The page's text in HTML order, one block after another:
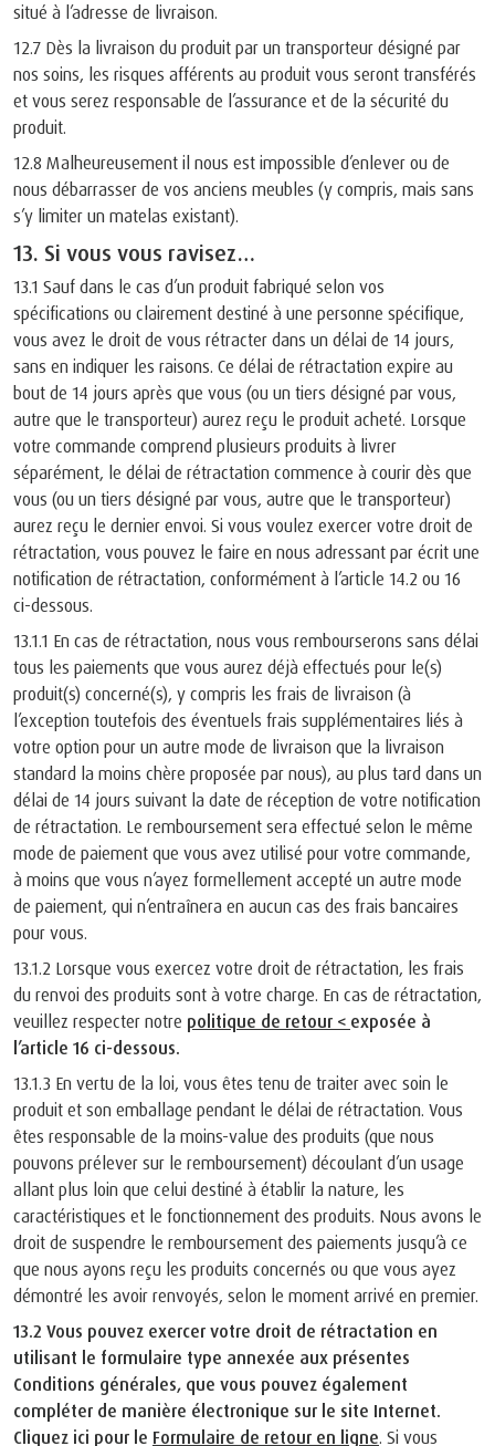
situé à l’adresse de livraison.
12.7 Dès la livraison du produit par un transporteur désigné par
nos soins, les risques afférents au produit vous seront transférés
et vous serez responsable de l’assurance et de la sécurité du
produit.
12.8 Malheureusement il nous est impossible d’enlever ou de
nous débarrasser de vos anciens meubles (y compris, mais sans
s’y limiter un matelas existant).
13. Si vous vous ravisez…
13.1 Sauf dans le cas d’un produit fabriqué selon vos
spécifications ou clairement destiné à une personne spécifique,
vous avez le droit de vous rétracter dans un délai de 14 jours,
sans en indiquer les raisons. Ce délai de rétractation expire au
bout de 14 jours après que vous (ou un tiers désigné par vous,
autre que le transporteur) aurez reçu le produit acheté. Lorsque
votre commande comprend plusieurs produits à livrer
séparément, le délai de rétractation commence à courir dès que
vous (ou un tiers désigné par vous, autre que le transporteur)
aurez reçu le dernier envoi. Si vous voulez exercer votre droit de
rétractation, vous pouvez le faire en nous adressant par écrit une
notification de rétractation, conformément à l’article 14.2 ou 16
ci-dessous.
13.1.1 En cas de rétractation, nous vous rembourserons sans délai
tous les paiements que vous aurez déjà effectués pour le(s)
produit(s) concerné(s), y compris les frais de livraison (à
l’exception toutefois des éventuels frais supplémentaires liés à
votre option pour un autre mode de livraison que la livraison
standard la moins chère proposée par nous), au plus tard dans un
délai de 14 jours suivant la date de réception de votre notification
de rétractation. Le remboursement sera effectué selon le même
mode de paiement que vous avez utilisé pour votre commande,
à moins que vous n’ayez formellement accepté un autre mode
de paiement, qui n’entraînera en aucun cas des frais bancaires
pour vous.
13.1.2 Lorsque vous exercez votre droit de rétractation, les frais
du renvoi des produits sont à votre charge. En cas de rétractation,
veuillez respecter notre politique de retour < exposée à
l’article 16 ci-dessous.
13.1.3 En vertu de la loi, vous êtes tenu de traiter avec soin le
produit et son emballage pendant le délai de rétractation. Vous
êtes responsable de la moins-value des produits (que nous
pouvons prélever sur le remboursement) découlant d’un usage
allant plus loin que celui destiné à établir la nature, les
caractéristiques et le fonctionnement des produits. Nous avons le
droit de suspendre le remboursement des paiements jusqu’à ce
que nous ayons reçu les produits concernés ou que vous ayez
démontré les avoir renvoyés, selon le moment arrivé en premier.
13.2 Vous pouvez exercer votre droit de rétractation en
utilisant le formulaire type annexée aux présentes
Conditions générales, que vous pouvez également
compléter de manière électronique sur le site Internet.
Cliquez ici pour le Formulaire de retour en ligne. Si vous